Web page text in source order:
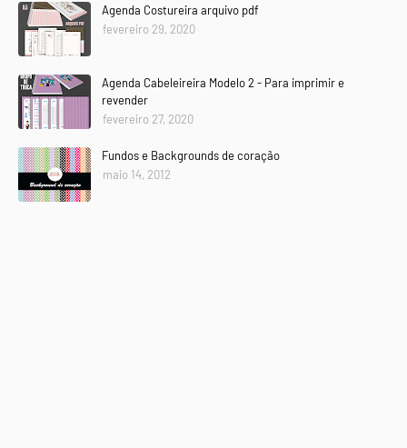
Agenda Costureira arquivo pdf
fevereiro 29, 2020
Agenda Cabeleireira Modelo 2 - Para imprimir e
revender
fevereiro 27, 2020
Fundos e Backgrounds de coração
maio 14, 2012